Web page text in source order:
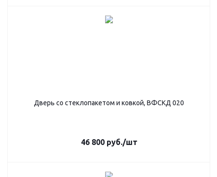
Дверь со стеклопакетом и ковкой, ВФСКД 020
46 800руб./шт